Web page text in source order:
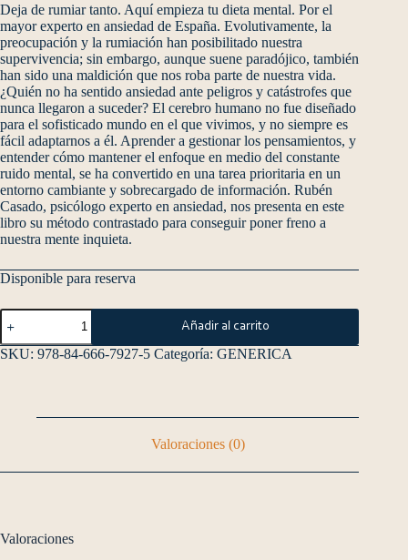
Deja de rumiar tanto. Aquí empieza tu dieta mental. Por el
mayor experto en ansiedad de España. Evolutivamente, la
preocupación y la rumiación han posibilitado nuestra
supervivencia; sin embargo, aunque suene paradójico, también
han sido una maldición que nos roba parte de nuestra vida.
¿Quién no ha sentido ansiedad ante peligros y catástrofes que
nunca llegaron a suceder? El cerebro humano no fue diseñado
para el sofisticado mundo en el que vivimos, y no siempre es
fácil adaptarnos a él. Aprender a gestionar los pensamientos, y
entender cómo mantener el enfoque en medio del constante
ruido mental, se ha convertido en una tarea prioritaria en un
entorno cambiante y sobrecargado de información. Rubén
Casado, psicólogo experto en ansiedad, nos presenta en este
libro su método contrastado para conseguir poner freno a
nuestra mente inquieta.
Disponible para reserva
Añadir al carrito
SKU: 978-84-666-7927-5 Categoría: GENERICA
Valoraciones (0)
Valoraciones